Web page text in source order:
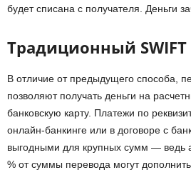
будет списана с получателя. Деньги
Традиционный SWIFT
В отличие от предыдущего способа,
позволяют получать деньги на
банковскую карту. Платежи по
онлайн-банкинге или в договоре с
выгодными для крупных сумм — ведь
% от суммы перевода могут